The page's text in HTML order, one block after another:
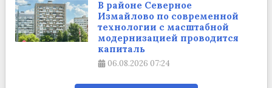
В районе Северное
Измайлово по современной
технологии с масштабной
модернизацией проводится
капиталь
06.08.2026 07:24